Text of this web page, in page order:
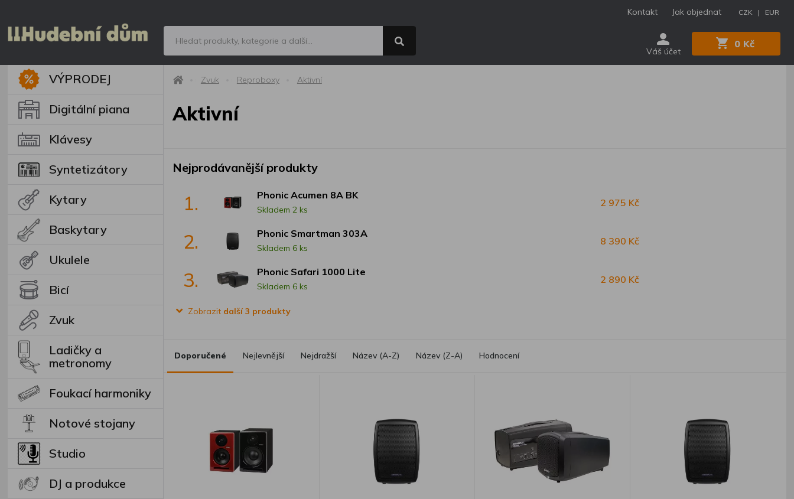
Kontakt Jak objednat CZK | EUR
Váš účet
0 Kč
VÝPRODEJ
Digitální piana
Klávesy
Syntetizátory
Kytary
Baskytary
Ukulele
Bicí
Zvuk
Ladičky a
metronomy
Foukací harmoniky
Notové stojany
Studio
DJ a produkce
Zvuk Reproboxy Aktivní
Aktivní
Nejprodávanější produkty
1. Phonic Acumen 8A BK
Skladem 2 ks
2 975 Kč
2. Phonic Smartman 303A
Skladem 6 ks
8 390 Kč
3. Phonic Safari 1000 Lite
Skladem 6 ks
2 890 Kč
Zobrazit další 3 produkty
Doporučené Nejlevnější Nejdražší Název (A-Z) Název (Z-A) Hodnocení